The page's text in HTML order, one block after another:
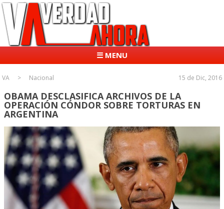
☰ MENU
VA Nacional 15 de Dic, 2016
OBAMA DESCLASIFICA ARCHIVOS DE LA
OPERACIÓN CÓNDOR SOBRE TORTURAS EN
ARGENTINA